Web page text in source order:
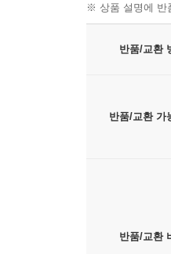
※ 상품 설명에 반
반품/교환
반품/교환 가
반품/교환